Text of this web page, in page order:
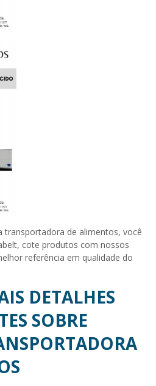
transportadora de alimentos, você
cote produtos com nossos
referência em qualidade do
DETALHES
SOBRE